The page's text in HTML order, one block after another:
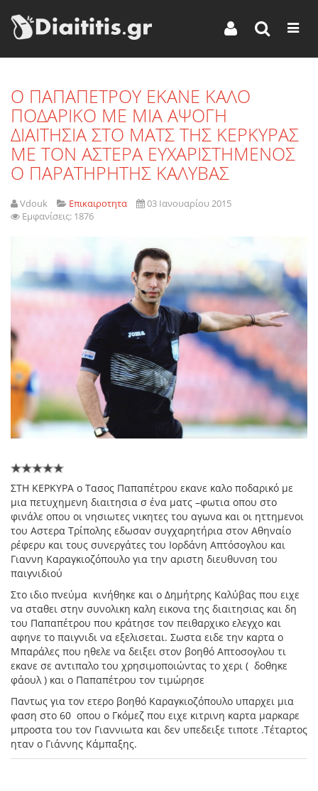
O ΠΑΠΑΠΕΤΡΟΥ ΕΚΑΝΕ ΚΑΛΟ
ΠΟΔΑΡΙΚΟ ΜΕ ΜΙΑ ΑΨΟΓΗ
ΔΙΑΙΤΗΣΙΑ ΣΤΟ ΜΑΤΣ ΤΗΣ ΚΕΡΚΥΡΑΣ
ΜΕ ΤΟΝ ΑΣΤΕΡΑ ΕΥΧΑΡΙΣΤΗΜΕΝΟΣ
Ο ΠΑΡΑΤΗΡΗΤΗΣ ΚΑΛΥΒΑΣ
Vdouk Επικαιροτητα
03 Ιανουαρίου 2015
Εμφανίσεις: 1876
ΣΤΗ ΚΕΡΚΥΡΑ ο Τασος Παπαπέτρου εκανε καλο ποδαρικό με
μια πετυχημενη διαιτησια σ ένα ματς –φωτια οπου στο
φινάλε οπου οι νησιωτες νικητες του αγωνα και οι ηττημενοι
του Αστερα Τρίπολης εδωσαν συγχαρητήρια στον Αθηναίο
ρέφερυ και τους συνεργάτες του Ιορδάνη Απτόσογλου και
Γιαννη Καραγκιοζόπουλο για την αριστη διευθυνση του
παιγνιδιού
Στο ιδιο πνεύμα κινήθηκε και ο Δημήτρης Καλύβας που ειχε
να σταθει στην συνολικη καλη εικονα της διαιτησιας και δη
του Παπαπέτρου που κράτησε τον πειθαρχικο ελεγχο και
αφηνε το παιγνιδι να εξελισεται. Σωστα ειδε την καρτα ο
Μπαράλες που ηθελε να δειξει στον βοηθό Απτοσογλου τι
εκανε σε αντιπαλο του χρησιμοποιώντας το χερι ( δοθηκε
φάουλ ) και ο Παπαπέτρου τον τιμώρησε
Παντως για τον ετερο βοηθό Καραγκιοζόπουλο υπαρχει μια
φαση στο 60 οπου ο Γκόμεζ που ειχε κιτρινη καρτα μαρκαρε
μπροστα του τον Γιαννιωτα και δεν υπεδειξε τιποτε .Τέταρτος
ηταν ο Γιάννης Κάμπαξης.